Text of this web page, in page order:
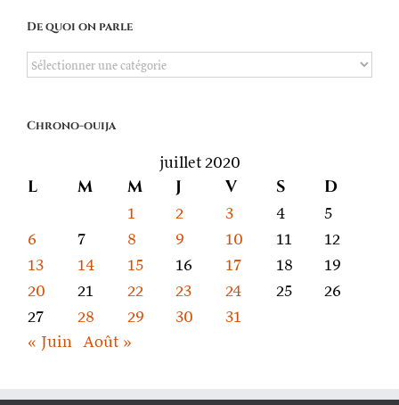
De quoi on parle
De
parle
Chrono-ouija
juillet 2020
L M M J V S D
1 2 3 4
5
6
7 8 9 10 11
12
13
14 15 16 17 18
19
20
21 22 23 24 25
26
27
28 29 30
31
« Juin Août »